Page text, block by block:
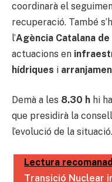
coordinarà el
recuperació. També
l’Agència Catalana de
actuacions en
hídriques i
Demà a les 8.30 h hi
que presidirà la
l’evolució de la situació.
Lectura
Transició Nuclear